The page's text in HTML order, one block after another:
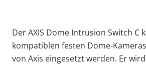
Der AXIS Dome Intrusion Switch C
kompatiblen festen Dome-
von Axis eingesetzt werden. Er